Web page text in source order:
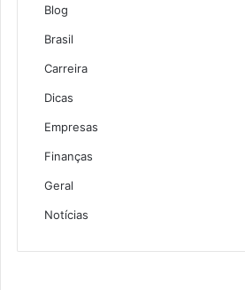
Blog
Brasil
Carreira
Dicas
Empresas
Finanças
Geral
Notícias